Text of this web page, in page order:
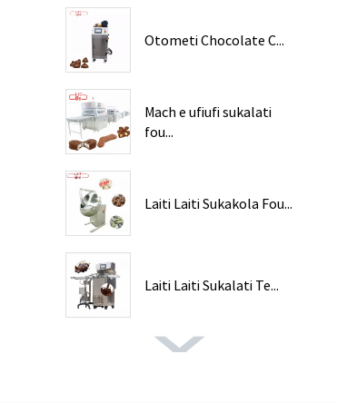
Otometi Chocolate C...
Mach e ufiufi sukalati
fou...
Laiti Laiti Sukakola Fou...
Laiti Laiti Sukalati Te...